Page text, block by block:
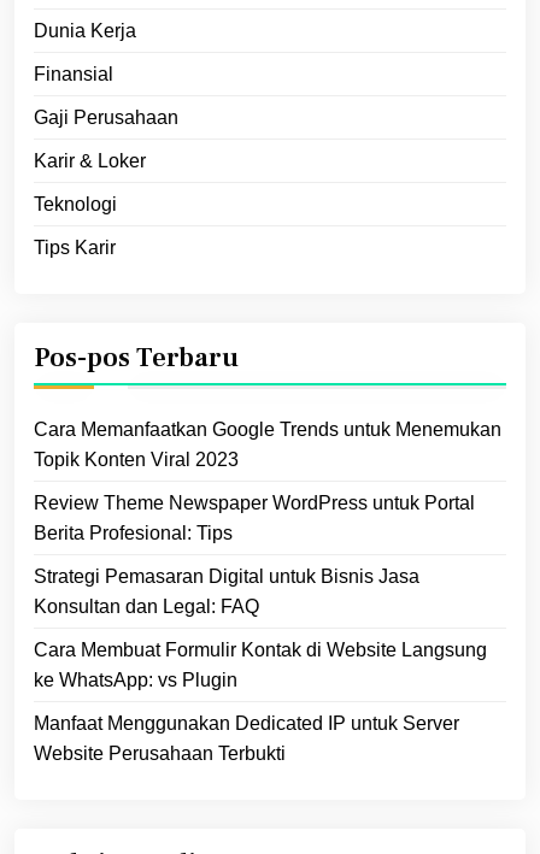
Dunia Kerja
Finansial
Gaji Perusahaan
Karir & Loker
Teknologi
Tips Karir
Pos-pos Terbaru
Cara Memanfaatkan Google Trends untuk Menemukan
Topik Konten Viral 2023
Review Theme Newspaper WordPress untuk Portal
Berita Profesional: Tips
Strategi Pemasaran Digital untuk Bisnis Jasa
Konsultan dan Legal: FAQ
Cara Membuat Formulir Kontak di Website Langsung
ke WhatsApp: vs Plugin
Manfaat Menggunakan Dedicated IP untuk Server
Website Perusahaan Terbukti